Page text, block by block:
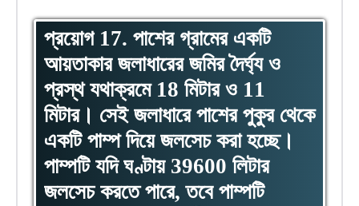
প্রয়োগ 17. পাশের গ্রামের একটি
আয়তাকার জলাধারের জমির দৈর্ঘ্য ও
প্রস্থ যথাক্রমে 18 মিটার ও 11
মিটার। সেই জলাধারে পাশের পুকুর থেকে
একটি পাম্প দিয়ে জলসেচ করা হচ্ছে।
পাম্পটি যদি ঘণ্টায় 39600 লিটার
জলসেচ করতে পারে, তবে পাম্পটি